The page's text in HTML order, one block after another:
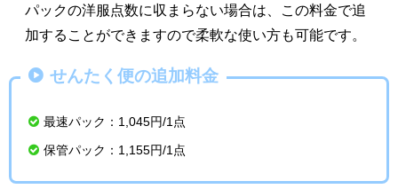
パックの洋服点数に収まらない場合は、この料金で追
加することができますので柔軟な使い方も可能です。
せんたく便の追加料金
最速パック：1,045円/1点
保管パック：1,155円/1点